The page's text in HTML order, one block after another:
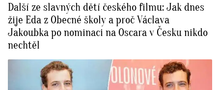
Další ze slavných dětí českého filmu: Jak dnes
žije Eda z Obecné školy a proč Václava
Jakoubka po nominaci na Oscara v Česku nikdo
nechtěl